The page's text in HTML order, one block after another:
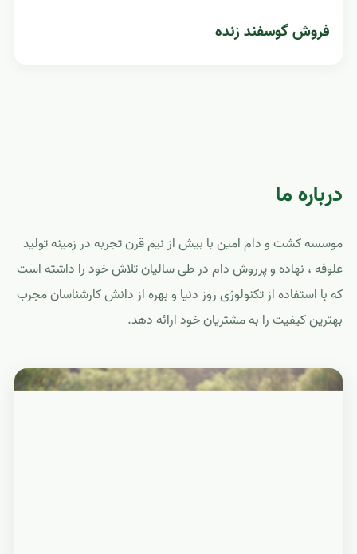
فروش گوسفند زنده
درباره ما
موسسه کشت و دام امین با بیش از نیم قرن تجربه در زمینه تولید
علوفه ، نهاده و پرروش دام در طی سالیان تلاش خود را داشته است
که با استفاده از تکنولوژی روز دنیا و بهره از دانش کارشناسان مجرب
بهترین کیفیت را به مشتریان خود ارائه دهد.